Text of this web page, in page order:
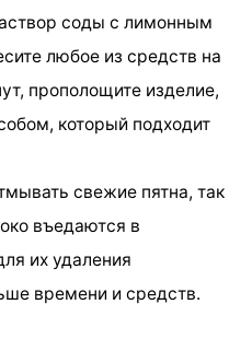
соды с лимонным
любое из средств на
прополощите изделие,
который подходит
свежие пятна, так
въедаются в
их удаления
времени и средств.